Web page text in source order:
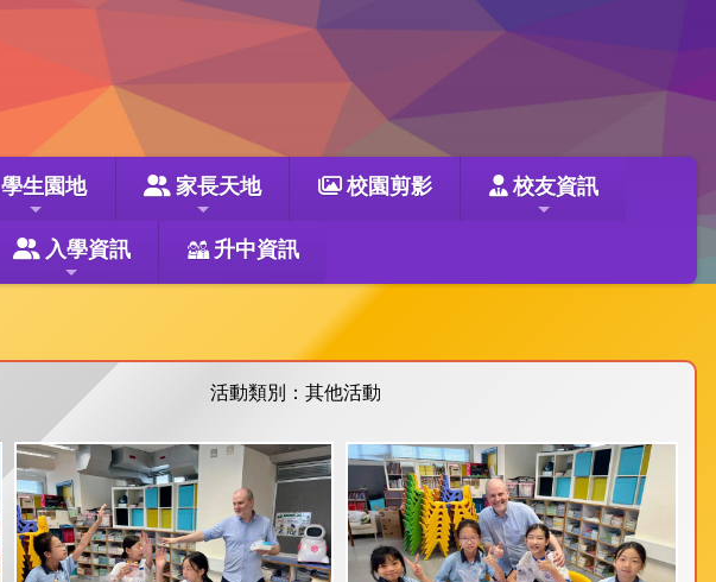
學生園地 家長天地 校園剪影 校友資訊
入學資訊 升中資訊
活動類別：其他活動